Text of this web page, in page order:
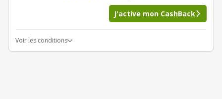
J'active mon CashBack
Voir les conditions